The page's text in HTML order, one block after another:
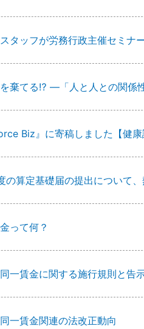
タッフが労務行政主催セミナ
棄てる⁉ ―「人と人との関係
Biz』に寄稿しました【健康
の算定基礎届の提出について
って何？
一賃金に関する施行規則と告
一賃金関連の法改正動向